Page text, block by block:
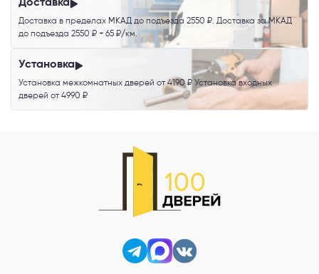
Доставка
Доставка в пределах МКАД до подъезда 2550 ₽. Доставка за МКАД
до подъезда 2550 ₽ + 65 ₽/км.
Установка
Установка межкомнатных дверей от 4190 ₽ Установка входных
дверей от 4990 ₽